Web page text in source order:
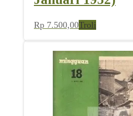
Rp 7.500,00Troli